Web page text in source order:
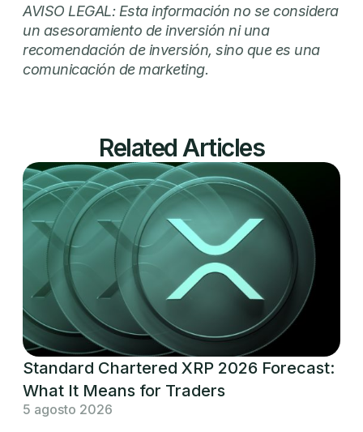
AVISO LEGAL: Esta información no se considera
un asesoramiento de inversión ni una
recomendación de inversión, sino que es una
comunicación de marketing.
Related Articles
Standard Chartered XRP 2026 Forecast:
What It Means for Traders
5 agosto 2026